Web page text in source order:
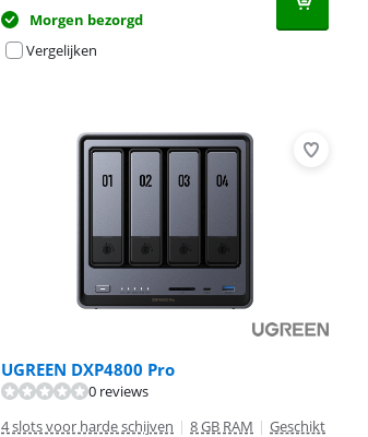
Morgen bezorgd
Vergelijken
UGREEN DXP4800 Pro
0 reviews
4 slots voor harde schijven | 8 GB RAM | Geschikt